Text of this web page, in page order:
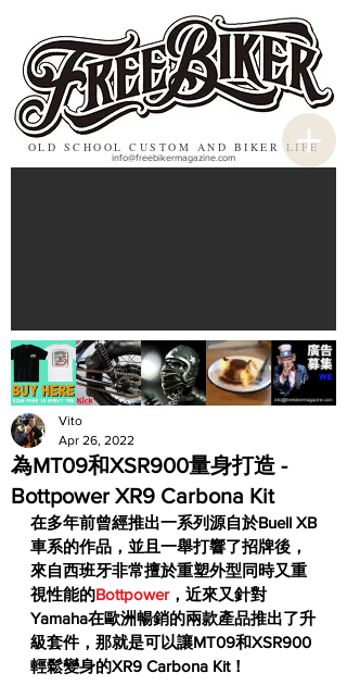
OLD SCHOOL CUSTOM AND BIKER LIFE
info@freebikermagazine.com
為MT09和XSR900量身打造 -
Bottpower XR9 Carbona Kit
Vito
Apr 26, 2022
在多年前曾經推出一系列源自於Buell XB
車系的作品，並且一舉打響了招牌後，
來自西班牙非常擅於重塑外型同時又重
視性能的Bottpower，近來又針對
Yamaha在歐洲暢銷的兩款產品推出了升
級套件，那就是可以讓MT09和XSR900
輕鬆變身的XR9 Carbona Kit！